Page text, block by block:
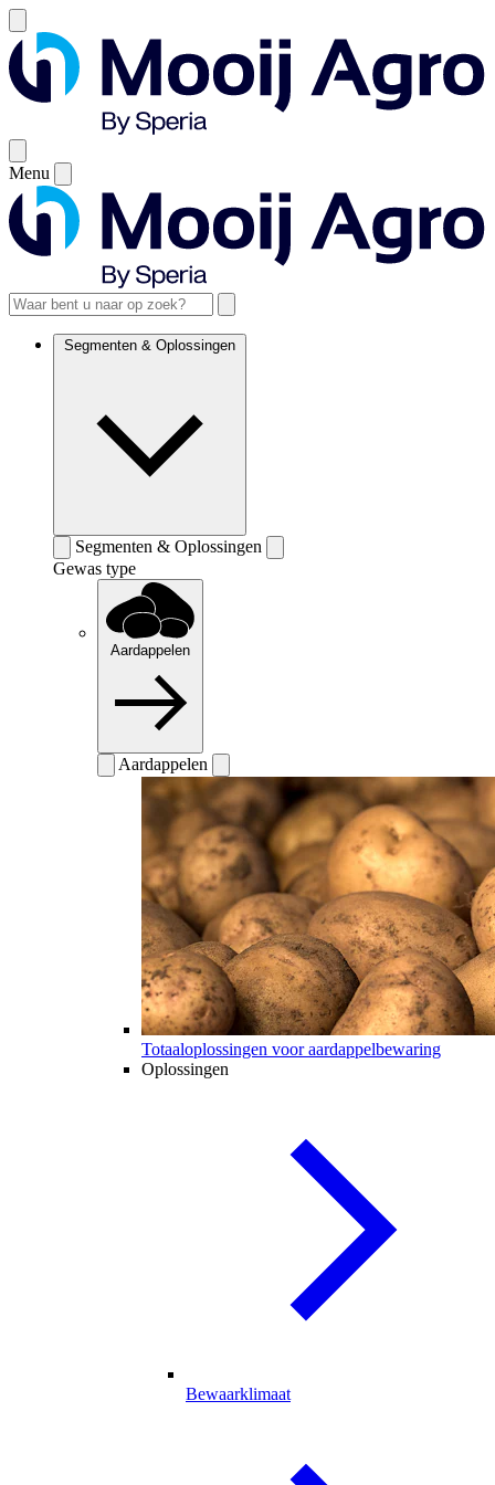
Menu
Segmenten & Oplossingen
Segmenten & Oplossingen
Gewas type
Aardappelen
Aardappelen
Totaaloplossingen voor aardappelbewaring
Oplossingen
Bewaarklimaat